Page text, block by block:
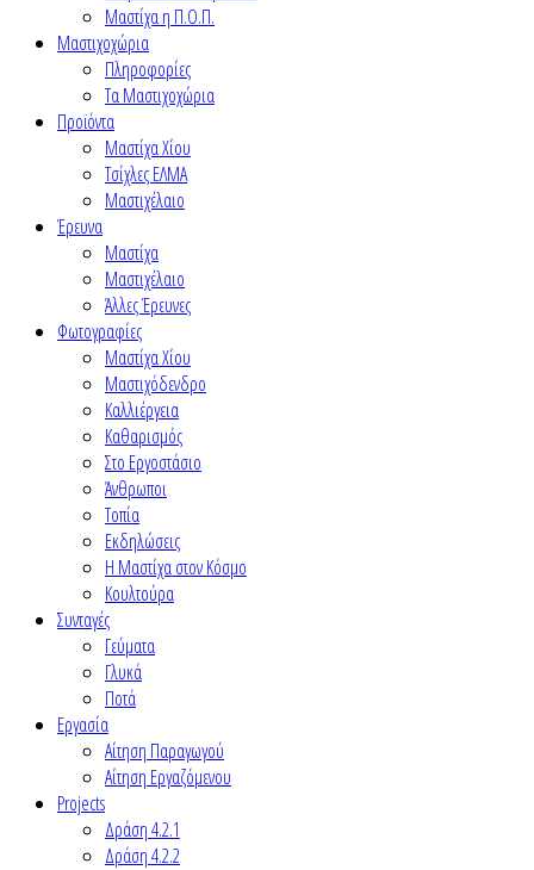
Μαστίχα η Π.Ο.Π.
Μαστιχοχώρια
Πληροφορίες
Τα Μαστιχοχώρια
Προϊόντα
Μαστίχα Χίου
Τσίχλες ΕΛΜΑ
Μαστιχέλαιο
Έρευνα
Μαστίχα
Μαστιχέλαιο
Άλλες Έρευνες
Φωτογραφίες
Μαστίχα Χίου
Μαστιχόδενδρο
Καλλιέργεια
Καθαρισμός
Στο Εργοστάσιο
Άνθρωποι
Τοπία
Εκδηλώσεις
Η Μαστίχα στον Κόσμο
Κουλτούρα
Συνταγές
Γεύματα
Γλυκά
Ποτά
Εργασία
Αίτηση Παραγωγού
Αίτηση Εργαζόμενου
Projects
Δράση 4.2.1
Δράση 4.2.2